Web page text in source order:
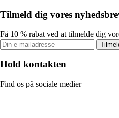
Tilmeld dig vores
Få 10 % rabat ved at tilmelde dig
Hold kontakten
Find os på sociale medier